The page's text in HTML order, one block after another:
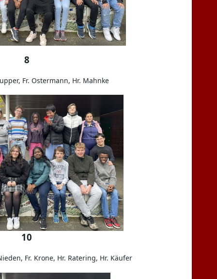
8
Fr. Ostermann, Hr. Mahnke
10
Fr. Krone, Hr. Ratering, Hr. Käufer